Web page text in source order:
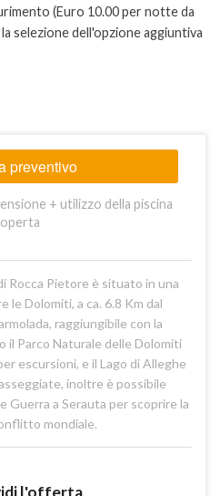
(Euro 10.00 per notte da
selezione dell'opzione aggiuntiva
preventivo
+ utilizzo della piscina
Rocca Pietore è situato in una
le Dolomiti, a ca. 6.8 Km dal
raggiungibile con la
il Parco Naturale delle Dolomiti
escursioni, e il Lago di Alleghe
inoltre è possibile
Guerra a Serauta per scoprire la
mondiale.
l'offerta